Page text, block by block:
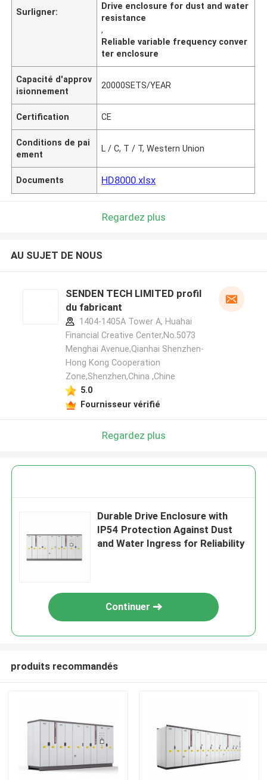
Surligner:
Drive enclosure for dust and water
resistance
,
Reliable variable frequency conver
ter enclosure
Capacité d'approv
isionnement
20000SETS/YEAR
Certification CE
Conditions de pai
ement
L / C, T / T, Western Union
Documents HD8000.xlsx
Regardez plus
AU SUJET DE NOUS
SENDEN TECH LIMITED profil
du fabricant
1404-1405A Tower A, Huahai
Financial Creative Center,No.5073
Menghai Avenue,Qianhai Shenzhen-
Hong Kong Cooperation
Zone,Shenzhen,China ,Chine
5.0
Fournisseur vérifié
Regardez plus
Durable Drive Enclosure with
IP54 Protection Against Dust
and Water Ingress for Reliability
Continuer
produits recommandés